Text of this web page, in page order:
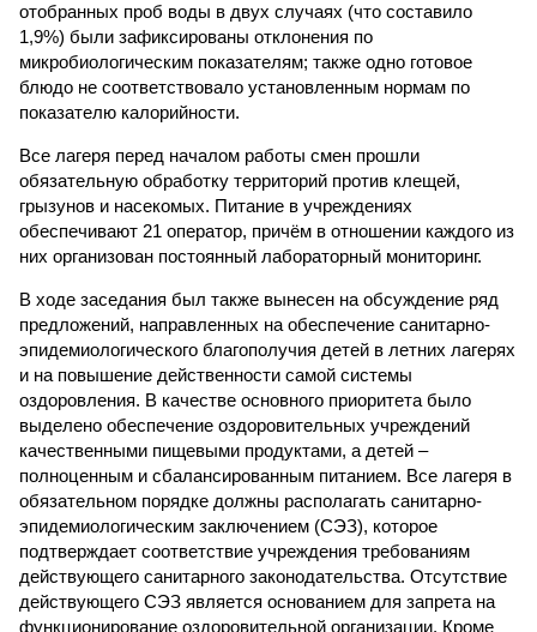
отобранных проб воды в двух случаях (что составило
1,9%) были зафиксированы отклонения по
микробиологическим показателям; также одно готовое
блюдо не соответствовало установленным нормам по
показателю калорийности.
Все лагеря перед началом работы смен прошли
обязательную обработку территорий против клещей,
грызунов и насекомых. Питание в учреждениях
обеспечивают 21 оператор, причём в отношении каждого из
них организован постоянный лабораторный мониторинг.
В ходе заседания был также вынесен на обсуждение ряд
предложений, направленных на обеспечение санитарно-
эпидемиологического благополучия детей в летних лагерях
и на повышение действенности самой системы
оздоровления. В качестве основного приоритета было
выделено обеспечение оздоровительных учреждений
качественными пищевыми продуктами, а детей –
полноценным и сбалансированным питанием. Все лагеря в
обязательном порядке должны располагать санитарно-
эпидемиологическим заключением (СЭЗ), которое
подтверждает соответствие учреждения требованиям
действующего санитарного законодательства. Отсутствие
действующего СЭЗ является основанием для запрета на
функционирование оздоровительной организации. Кроме